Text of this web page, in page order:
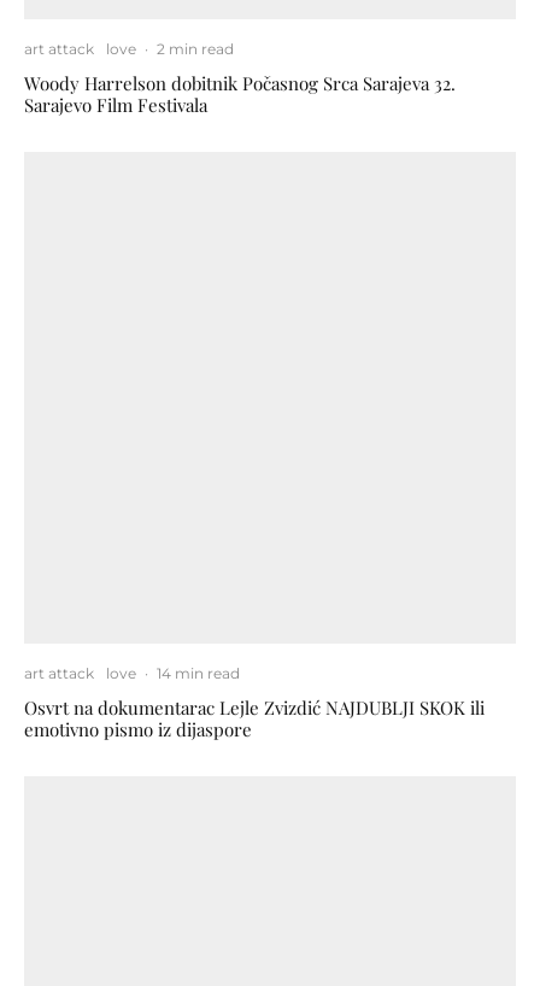
art attack love · 2 min read
Woody Harrelson dobitnik Počasnog Srca Sarajeva 32.
Sarajevo Film Festivala
art attack love · 14 min read
Osvrt na dokumentarac Lejle Zvizdić NAJDUBLJI SKOK ili
emotivno pismo iz dijaspore